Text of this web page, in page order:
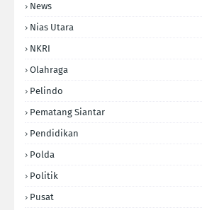
News
Nias Utara
NKRI
Olahraga
Pelindo
Pematang Siantar
Pendidikan
Polda
Politik
Pusat